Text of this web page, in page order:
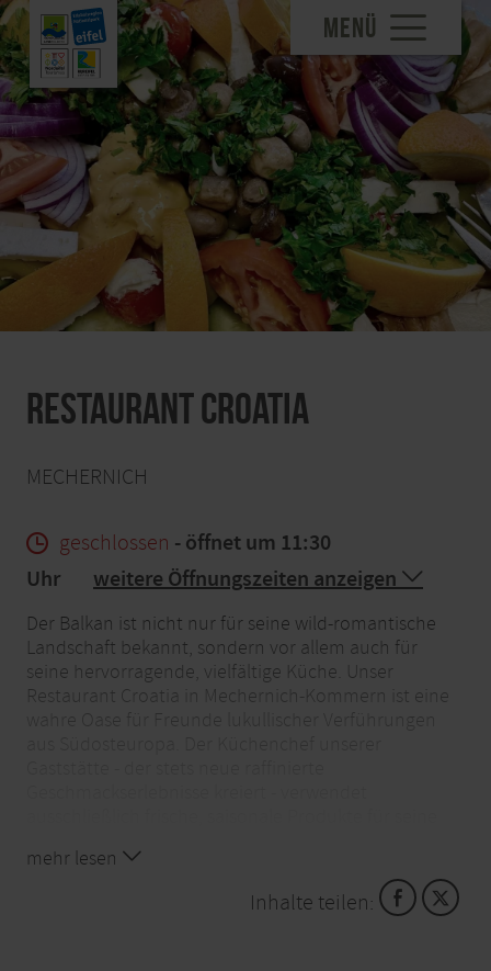
MENÜ
Restaurant Croatia
MECHERNICH
geschlossen - öffnet um 11:30
Uhr
weitere Öffnungszeiten anzeigen
Der Balkan ist nicht nur für seine wild-romantische
Landschaft bekannt, sondern vor allem auch für
seine hervorragende, vielfältige Küche. Unser
Restaurant Croatia in Mechernich-Kommern ist eine
Scooter und der Schauspieler Dirk Moritz in unserem
gemütlichen Restaurant Croatia schmecken ließen.
Und wer sich gerne den Freuden der internationalen
mehr lesen
Inhalte teilen: